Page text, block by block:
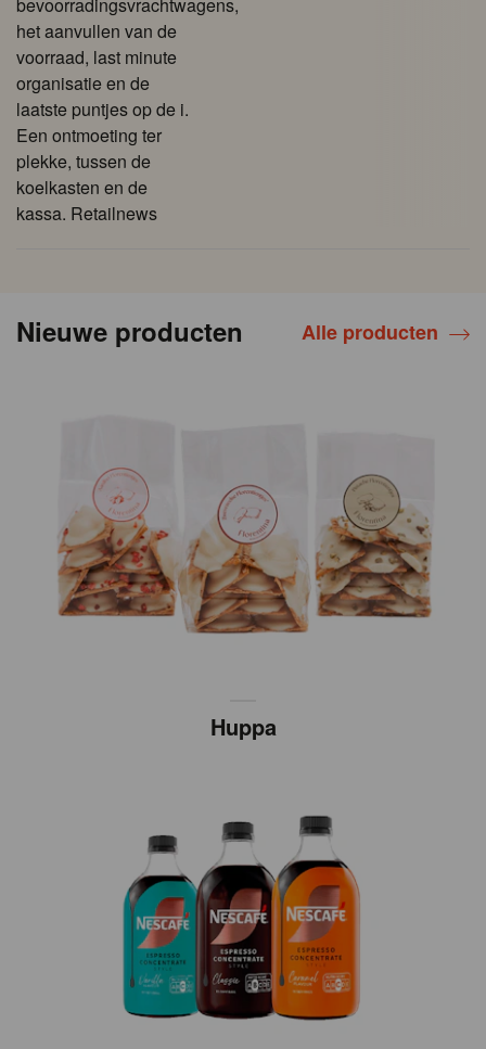
het aanvullen van de
voorraad, last minute
organisatie en de
laatste puntjes op de i.
Een ontmoeting ter
plekke, tussen de
koelkasten en de
kassa. Retailnews
Nieuwe producten Alle producten
Huppa